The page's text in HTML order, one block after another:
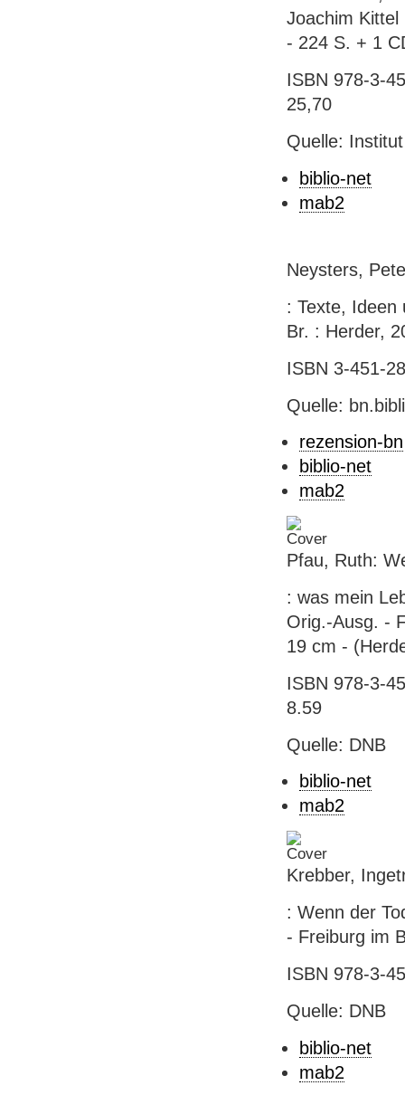
Joachim
- 224 S. + 1
ISBN 978-3-
25,70
Quelle:
biblio-net
mab2
Neysters,
: Texte, Ideen
Br. : Herder,
ISBN 3-451-
Quelle:
rezension-bn
biblio-net
mab2
Pfau, Ruth:
: was mein
Orig.-Ausg. -
19 cm -
ISBN 978-3-
8.59
Quelle: DNB
biblio-net
mab2
Krebber,
: Wenn der
- Freiburg im
ISBN 978-3-
Quelle: DNB
biblio-net
mab2